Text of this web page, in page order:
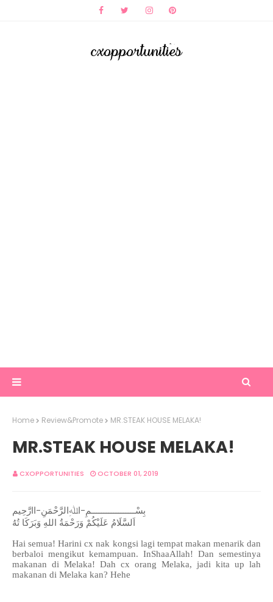
Home Review&Promote MR.STEAK HOUSE MELAKA!
MR.STEAK HOUSE MELAKA!
CXOPPORTUNITIES OCTOBER 01, 2019
بِسْــــــــــــــــــمِ-اﷲِالرَّحْمَنِ-اارَّحِيم
اَلسَّلَامُ عَلَيْكُمْ وَرَحْمَةُ اللهِ وَبَرَكَا تُهُ
Hai semua! Harini cx nak kongsi lagi tempat makan menarik dan
berbaloi mengikut kemampuan. InShaaAllah! Dan semestinya
makanan di Melaka! Dah cx orang Melaka, jadi kita up lah
makanan di Melaka kan? Hehe